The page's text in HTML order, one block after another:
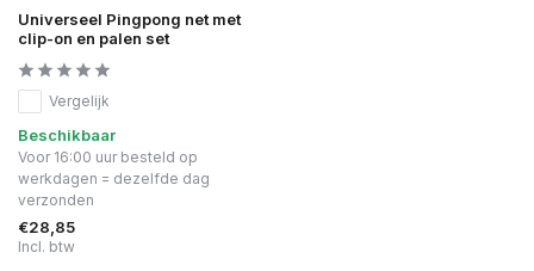
Universeel Pingpong net met
clip-on en palen set
Vergelijk
Beschikbaar
Voor 16:00 uur besteld op
werkdagen = dezelfde dag
verzonden
€28,85
Incl. btw